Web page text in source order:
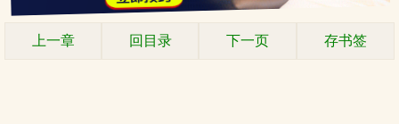
上一章 回目录 下一页 存书签